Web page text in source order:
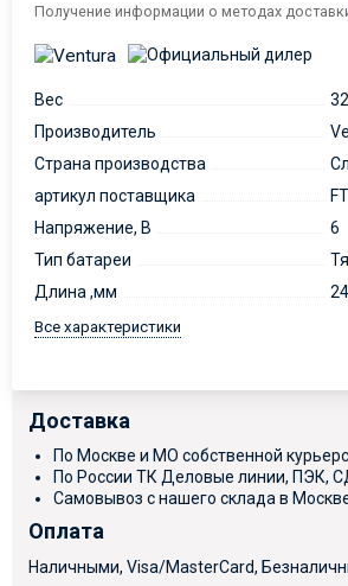
Получение информации о методах
Вес
Производитель
Страна производства
артикул поставщика
Напряжение, В
6
Тип батареи
Длина ,мм
Все характеристики
Доставка
По Москве и МО собственной
По России ТК Деловые линии, ПЭК,
Самовывоз с нашего склада в
Оплата
Наличными, Visa/MasterCard,